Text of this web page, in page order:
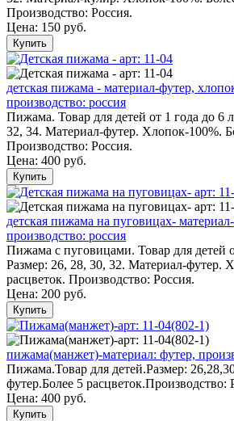
Производство: Россия.
Цена: 150 руб.
Купить
детская пижама - материал-футер,
производство: россия
Пижама. Товар для детей от 1 года до 6
32, 34. Материал-футер. Хлопок-100%.
Производство: Россия.
Цена: 400 руб.
Купить
детская пижама на пуговицах-
производство: россия
Пижама с пуговицами. Товар для детей
Размер: 26, 28, 30, 32. Материал-футер.
расцветок. Производство: Россия.
Цена: 200 руб.
Купить
пижама(манжет)-материал: футер,
Пижама.Товар для детей.Размер:
футер.Более 5 расцветок.Производство:
Цена: 400 руб.
Купить